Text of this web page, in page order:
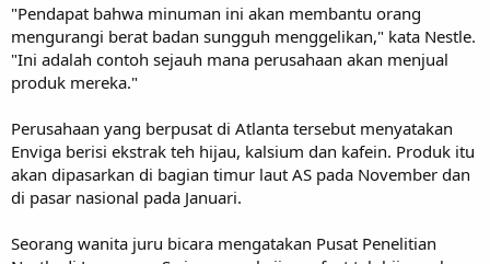
"Pendapat bahwa minuman ini akan membantu orang
mengurangi berat badan sungguh menggelikan," kata Nestle.
"Ini adalah contoh sejauh mana perusahaan akan menjual
produk mereka."
Perusahaan yang berpusat di Atlanta tersebut menyatakan
Enviga berisi ekstrak teh hijau, kalsium dan kafein. Produk itu
akan dipasarkan di bagian timur laut AS pada November dan
di pasar nasional pada Januari.
Seorang wanita juru bicara mengatakan Pusat Penelitian